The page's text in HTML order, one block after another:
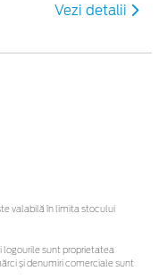
Vezi detalii
valabilă în limita stocului
logourile sunt proprietatea
și denumiri comerciale sunt